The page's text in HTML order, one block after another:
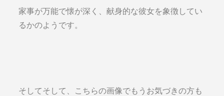
家事が万能で懐が深く、献身的な彼女を象徴してい
るかのようです。
そしてそして、こちらの画像でもうお気づきの方も